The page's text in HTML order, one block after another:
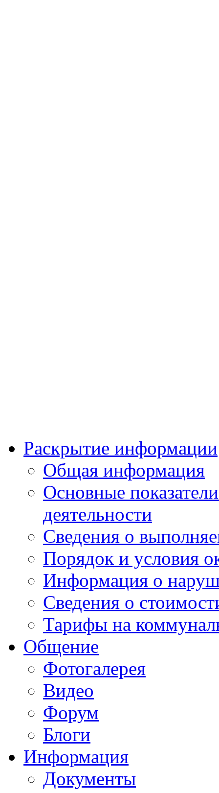
Раскрытие информации
Общая информация
Основные
деятельности
Сведения о
Порядок и условия
Информация о
Сведения о
Тарифы на
Общение
Фотогалерея
Видео
Форум
Блоги
Информация
Документы